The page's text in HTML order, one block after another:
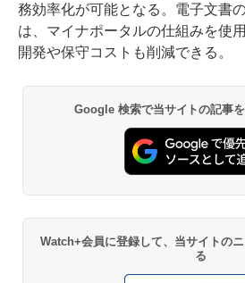
務効率化が可能となる。電子文書
は、マイナポータルの仕組みを使
開発や保守コストも削減できる。
Google 検索で当サイトの記事
Watch+会員に登録して、当サイトの
る